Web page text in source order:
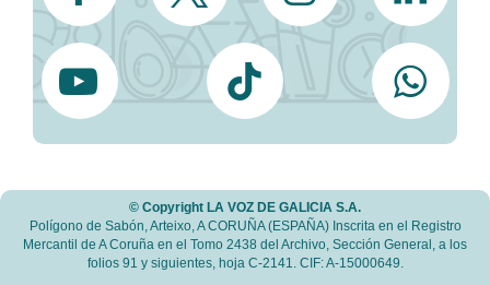
© Copyright LA VOZ DE GALICIA S.A.
Polígono de Sabón, Arteixo, A CORUÑA (ESPAÑA) Inscrita en el Registro
Mercantil de A Coruña en el Tomo 2438 del Archivo, Sección General, a los
folios 91 y siguientes, hoja C-2141. CIF: A-15000649.